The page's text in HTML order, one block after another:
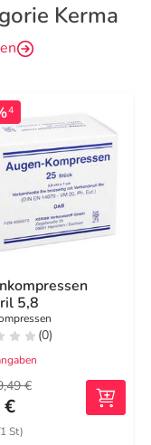
Kerma
4
5,8
(0)
€
€
St)